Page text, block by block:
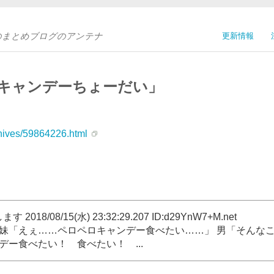
更新情報
まとめブログのアンテナ
ャンデーちょーだい」
59864226.html
す 2018/08/15(水) 23:32:29.207 ID:d29YnW7+M.net
「えぇ……ペロペロキャンデー食べたい……」 男「そんな
ー食べたい！ 食べたい！ ...